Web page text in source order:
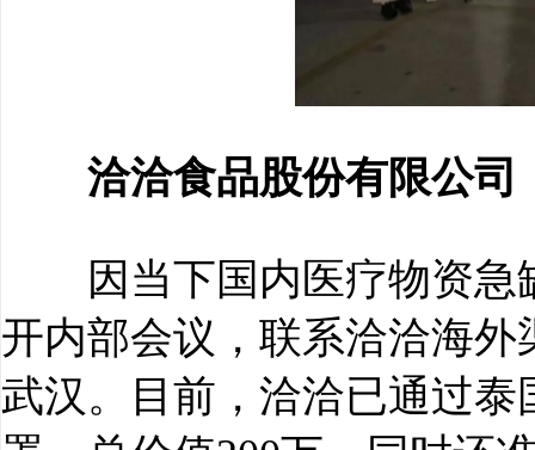
洽洽食品股份有限公司
因当下国内医疗物资急
开内部会议，联系洽洽海
武汉。目前，洽洽已通过